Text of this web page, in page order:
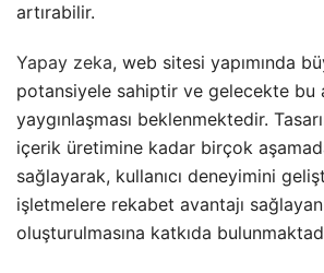
artırabilir.
Yapay zeka, web sitesi yapımında
potansiyele sahiptir ve gelecekte bu
yaygınlaşması beklenmektedir.
içerik üretimine kadar birçok
sağlayarak, kullanıcı deneyimini
işletmelere rekabet avantajı
oluşturulmasına katkıda